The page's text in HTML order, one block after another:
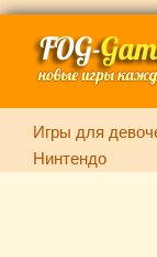
Игры для
Нинтендо